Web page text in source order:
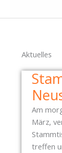
Aktuelles
Am
März,
treffen